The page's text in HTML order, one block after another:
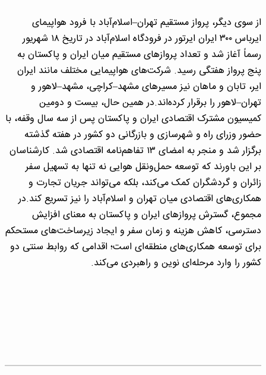
از سوی دیگر، پرواز مستقیم تهران–اسلام‌آباد با فرود هواپیمای
ایرباس ۳۰۰ ایران ایرتور در فرودگاه اسلام‌آباد در تاریخ ۱۸ شهریور
رسماً آغاز شد و تعداد پروازهای مستقیم میان ایران و پاکستان به
پنج پرواز هفتگی رسید. شرکت‌های هواپیمایی مختلف مانند ایران
ایر، تابان و ماهان نیز مسیرهای مشهد–کراچی، مشهد–لاهور و
تهران–لاهور را برقرار کرده‌اند.در همین حال، بیست و دومین
کمیسیون مشترک اقتصادی ایران و پاکستان پس از سه سال وقفه، با
حضور وزرای راه و شهرسازی و بازرگانی دو کشور در هفته گذشته
برگزار شد و منجر به امضای ۱۳ تفاهم‌نامه اقتصادی شد. کارشناسان
بر این باورند که توسعه حمل‌ونقل هوایی نه تنها به تسهیل سفر
زائران و گردشگران کمک می‌کند، بلکه می‌تواند جریان تجارت و
همکاری‌های اقتصادی میان تهران و اسلام‌آباد را نیز تسریع کند.در
مجموع، گسترش پروازهای ایران و پاکستان به معنای افزایش
دسترسی، کاهش هزینه و زمان سفر و ایجاد زیرساخت‌های مستحکم
برای توسعه همکاری‌های منطقه‌ای است؛ اقدامی که روابط سنتی دو
کشور را وارد مرحله‌ای نوین و راهبردی می‌کند.